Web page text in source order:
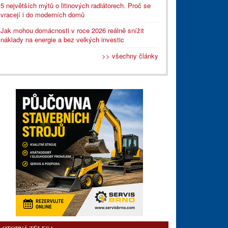
5 největších mýtů o litinových radiátorech. Proč se
vracejí i do moderních domů
Jak mohou domácnosti v roce 2026 reálně snížit
náklady na energie a bez velkých investic
>> všechny články